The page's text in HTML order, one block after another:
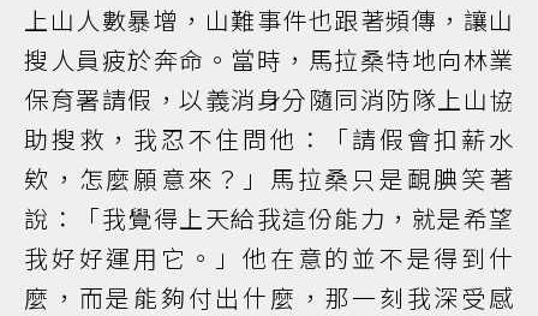
上山人數暴增，山難事件也跟著頻傳，讓山
搜人員疲於奔命。當時，馬拉桑特地向林業
保育署請假，以義消身分隨同消防隊上山協
助搜救，我忍不住問他：「請假會扣薪水
欸，怎麼願意來？」馬拉桑只是靦腆笑著
說：「我覺得上天給我這份能力，就是希望
我好好運用它。」他在意的並不是得到什
麼，而是能夠付出什麼，那一刻我深受感